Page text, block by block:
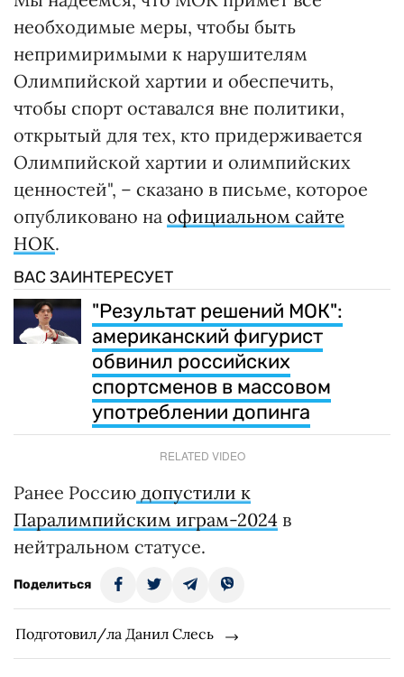
необходимые меры, чтобы быть
непримиримыми к нарушителям
Олимпийской хартии и обеспечить,
чтобы спорт оставался вне политики,
открытый для тех, кто придерживается
Олимпийской хартии и олимпийских
ценностей", – сказано в письме, которое
опубликовано на официальном сайте
НОК.
ВАС ЗАИНТЕРЕСУЕТ
"Результат решений МОК":
американский фигурист
обвинил российских
спортсменов в массовом
употреблении допинга
RELATED VIDEO
Ранее Россию допустили к
Паралимпийским играм-2024 в
нейтральном статусе.
Поделиться
Подготовил/ла Данил Слесь